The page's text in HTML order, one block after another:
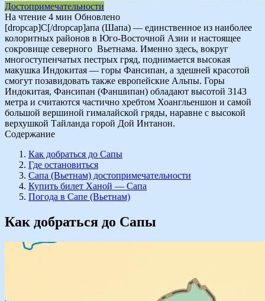
Достопримечательности
На чтение 4 мин Обновлено
[dropcap]С[/dropcap]апа (Шапа) — единственное из наиболее
колоритных районов в Юго-Восточной Азии и настоящее
сокровище северного Вьетнама. Именно здесь, вокруг
многоступенчатых пестрых гряд, поднимается высокая
макушка Индокитая — горы Фансипан, а здешней красотой
смогут позавидовать также европейские Альпы. Горы
Индокитая, Фансипан (Фаншипан) обладают высотой 3143
метра и считаются частично хребтом Хоангльеншон и самой
большой вершиной гималайской гряды, наравне с высокой
верхушкой Тайланда горой Дой Интанон.
Содержание
Как добраться до Сапы
Где остановиться
Сапа (Вьетнам) достопримечательности
Купить билет Ханой — Сапа
Погода в Сапе (Вьетнам)
Как добраться до Сапы